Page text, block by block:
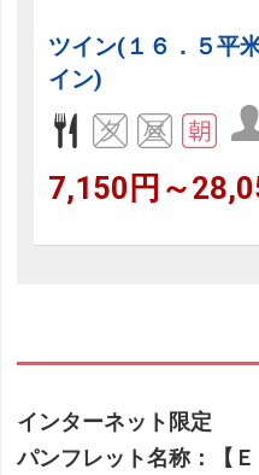
ツイン(１６．５平
イン)
7,150円～
インターネット限定
パンフレット名称：【